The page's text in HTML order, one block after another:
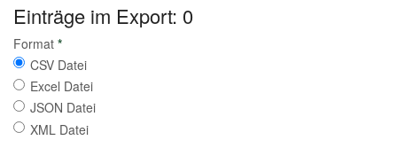
Einträge im Export: 0
Format *
CSV Datei
Excel Datei
JSON Datei
XML Datei